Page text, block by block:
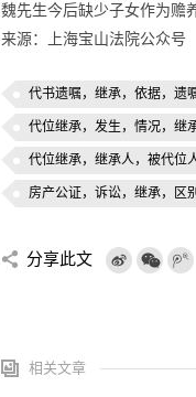
魏先生今后缺少子女作为赡
来源：
上海宝山法院公众号
代书遗嘱，继承，依据，遗
代位继承，发生，情况，继
代位继承，继承人，被代位
房产公证，诉讼，继承，区
分享此文
相关文章